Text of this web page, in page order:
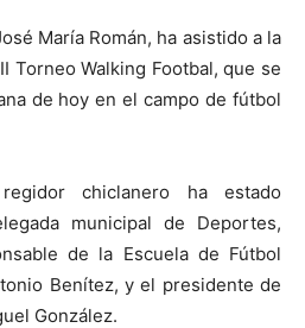
María Román, ha asistido a la
Torneo Walking Footbal, que se
de hoy en el campo de fútbol
chiclanero ha estado
municipal de Deportes,
de la Escuela de Fútbol
Benítez, y el presidente de
González.